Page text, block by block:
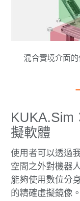
混合實境介面
KUKA.Sim
擬軟體
使用者可以透過
空間之外對機器
能夠使用數位分
的精確虛擬鏡像